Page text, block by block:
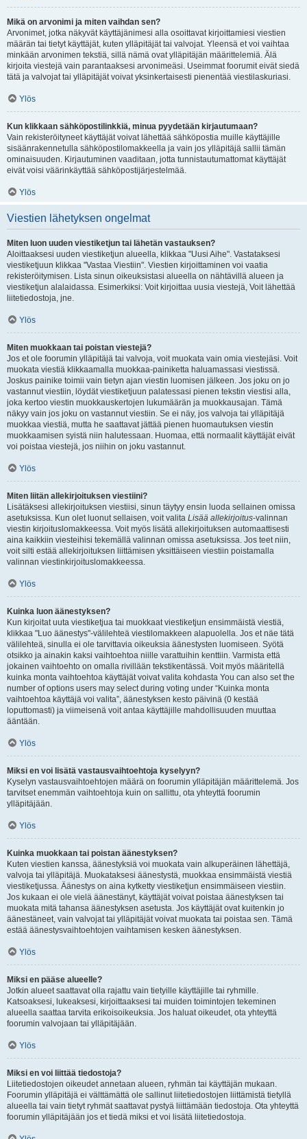
Mikä on arvonimi ja miten vaihdan sen?
Arvonimet, jotka näkyvät käyttäjänimesi alla osoittavat kirjoittamiesi viestien
määrän tai tietyt käyttäjät, kuten ylläpitäjät tai valvojat. Yleensä et voi vaihtaa
minkään arvonimen tekstiä, sillä nämä ovat ylläpitäjän määrittelemiä. Älä
kirjoita viestejä vain parantaaksesi arvonimeäsi. Useimmat foorumit eivät siedä
tätä ja valvojat tai ylläpitäjät voivat yksinkertaisesti pienentää viestilaskuriasi.
Ylös
Kun klikkaan sähköpostilinkkiä, minua pyydetään kirjautumaan?
Vain rekisteröityneet käyttäjät voivat lähettää sähköpostia muille käyttäjille
sisäänrakennetulla sähköpostilomakkeella ja vain jos ylläpitäjä sallii tämän
ominaisuuden. Kirjautuminen vaaditaan, jotta tunnistautumattomat käyttäjät
eivät voisi väärinkäyttää sähköpostijärjestelmää.
Ylös
Viestien lähetyksen ongelmat
Miten luon uuden viestiketjun tai lähetän vastauksen?
Aloittaaksesi uuden viestiketjun alueella, klikkaa "Uusi Aihe". Vastataksesi
viestiketjuun klikkaa "Vastaa Viestiin". Viestien kirjoittaminen voi vaatia
rekisteröitymisen. Lista sinun oikeuksistasi alueella on nähtävillä alueen ja
viestiketjun alalaidassa. Esimerkiksi: Voit kirjoittaa uusia viestejä, Voit lähettää
liitetiedostoja, jne.
Ylös
Miten muokkaan tai poistan viestejä?
Jos et ole foorumin ylläpitäjä tai valvoja, voit muokata vain omia viestejäsi. Voit
muokata viestiä klikkaamalla muokkaa-painiketta haluamassasi viestissä.
Joskus painike toimii vain tietyn ajan viestin luomisen jälkeen. Jos joku on jo
vastannut viestiin, löydät viestiketjuun palatessasi pienen tekstin viestisi alla,
joka kertoo viestin muokkauskertojen lukumäärän ja muokkausajan. Tämä
näkyy vain jos joku on vastannut viestiin. Se ei näy, jos valvoja tai ylläpitäjä
muokkaa viestiä, mutta he saattavat jättää pienen huomautuksen viestin
muokkaamisen syistä niin halutessaan. Huomaa, että normaalit käyttäjät eivät
voi poistaa viestejä, jos niihin on joku vastannut.
Ylös
Miten liitän allekirjoituksen viestiini?
Lisätäksesi allekirjoituksen viestiisi, sinun täytyy ensin luoda sellainen omissa
asetuksissa. Kun olet luonut sellaisen, voit valita Lisää allekirjoitus-valinnan
viestin kirjoituslomakkeessa. Voit myös lisätä allekirjoituksen automaattisesti
aina kaikkiin viesteihisi tekemällä valinnan omissa asetuksissa. Jos teet niin,
voit silti estää allekirjoituksen liittämisen yksittäiseen viestiin poistamalla
valinnan viestinkirjoituslomakkeessa.
Ylös
Kuinka luon äänestyksen?
Kun kirjoitat uuta viestiketjua tai muokkaat viestiketjun ensimmäistä viestiä,
klikkaa "Luo äänestys"-välilehteä viestilomakkeen alapuolella. Jos et näe tätä
välilehteä, sinulla ei ole tarvittavia oikeuksia äänestysten luomiseen. Syötä
otsikko ja ainakin kaksi vaihtoehtoa niille varattuihin kenttiin. Varmista että
jokainen vaihtoehto on omalla rivillään tekstikentässä. Voit myös määritellä
kuinka monta vaihtoehtoa käyttäjät voivat valita kohdasta You can also set the
number of options users may select during voting under “Kuinka monta
vaihtoehtoa käyttäjä voi valita”, äänestyksen kesto päivinä (0 kestää
loputtomasti) ja viimeisenä voit antaa käyttäjille mahdollisuuden muuttaa
ääntään.
Ylös
Miksi en voi lisätä vastausvaihtoehtoja kyselyyn?
Kyselyn vastausvaihtoehtojen määrä on foorumin ylläpitäjän määrittelemä. Jos
tarvitset enemmän vaihtoehtoja kuin on sallittu, ota yhteyttä foorumin
ylläpitäjään.
Ylös
Kuinka muokkaan tai poistan äänestyksen?
Kuten viestien kanssa, äänestyksiä voi muokata vain alkuperäinen lähettäjä,
valvoja tai ylläpitäjä. Muokataksesi äänestystä, muokkaa ensimmäistä viestiä
viestiketjussa. Äänestys on aina kytketty viestiketjun ensimmäiseen viestiin.
Jos kukaan ei ole vielä äänestänyt, käyttäjät voivat poistaa äänestyksen tai
muokata mitä tahansa äänestyksen asetusta. Jos käyttäjät ovat kuitenkin jo
äänestäneet, vain valvojat tai ylläpitäjät voivat muokata tai poistaa sen. Tämä
estää äänestysvaihtoehtojen vaihtamisen kesken äänestyksen.
Ylös
Miksi en pääse alueelle?
Jotkin alueet saattavat olla rajattu vain tietyille käyttäjille tai ryhmille.
Katsoaksesi, lukeaksesi, kirjoittaaksesi tai muiden toimintojen tekeminen
alueella saattaa tarvita erikoisoikeuksia. Jos haluat oikeudet, ota yhteyttä
foorumin valvojaan tai ylläpitäjään.
Ylös
Miksi en voi liittää tiedostoja?
Liitetiedostojen oikeudet annetaan alueen, ryhmän tai käyttäjän mukaan.
Foorumin ylläpitäjä ei välttämättä ole sallinut liitetiedostojen liittämistä tietyllä
alueella tai vain tietyt ryhmät saattavat pystyä liittämään tiedostoja. Ota yhteyttä
foorumin ylläpitäjään jos et tiedä miksi et voi lisätä liitetiedostoja.